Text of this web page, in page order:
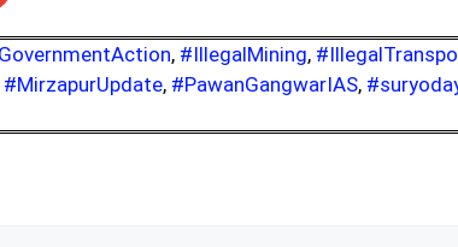
, #IllegalMining,
#MirzapurUpdate, #PawanGangwarIAS,